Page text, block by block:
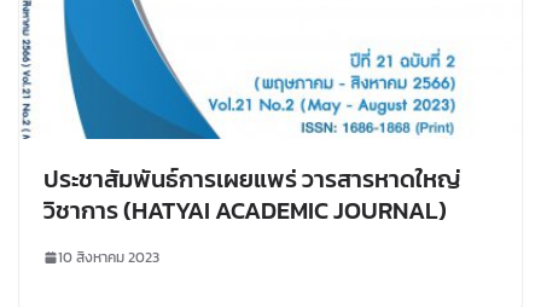
ประชาสัมพันธ์การเผยแพร่ วารสารหาดใหญ่
วิชาการ (HATYAI ACADEMIC JOURNAL)
10 สิงหาคม 2023